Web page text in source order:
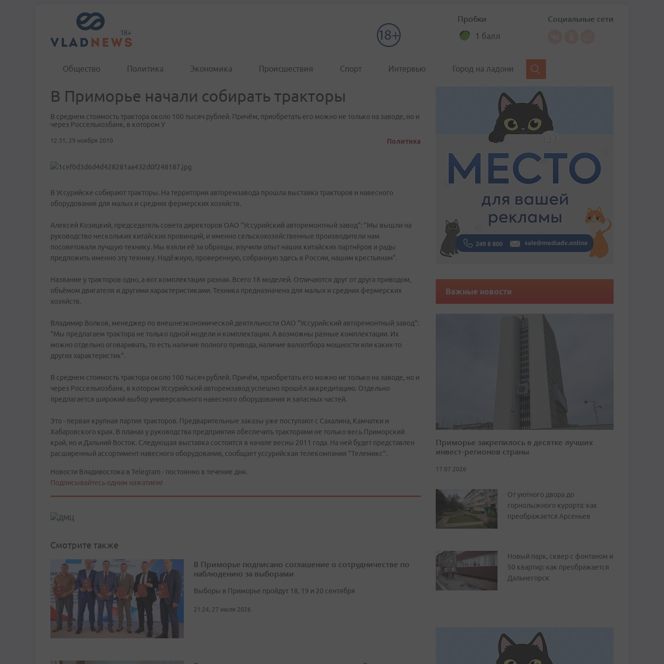
Пробки
1 балл
Социальные сети
Общество Политика Экономика Происшествия Спорт Интервью Город на ладони
В Приморье начали собирать тракторы
В среднем стоимость трактора около 100 тысяч рублей. Причём, приобретать его можно не только на заводе, но и
через Россельхозбанк, в котором У
12:31, 29 ноября 2010 Политика
В Уссурийске собирают тракторы. На территории авторемзавода прошла выставка тракторов и навесного
оборудования для малых и средних фермерских хозяйств.
Алексей Козицкий, председатель совета директоров ОАО "Уссурийский авторемонтный завод": "Мы вышли на
руководство нескольких китайских провинций, и именно сельскохозяйственные производители нам
посоветовали лучшую технику. Мы взяли её за образцы, изучили опыт наших китайских партнёров и рады
предложить именно эту технику. Надёжную, проверенную, собранную здесь в России, нашим крестьянам".
Название у тракторов одно, а вот комплектация разная. Всего 18 моделей. Отличаются друг от друга приводом,
объёмом двигателя и другими характеристиками. Техника предназначена для малых и средних фермерских
хозяйств.
Владимир Волков, менеджер по внешнеэкономической деятельности ОАО "Уссурийский авторемонтный завод":
"Мы предлагаем трактора не только одной модели и комплектации. А возможны разные комплектации. Их
можно отдельно оговаривать, то есть наличие полного привода, наличие валоотбора мощности или каких-то
других характеристик".
В среднем стоимость трактора около 100 тысяч рублей. Причём, приобретать его можно не только на заводе, но и
через Россельхозбанк, в котором Уссурийский авторемзавод успешно прошёл аккредитацию. Отдельно
предлагается широкий выбор универсального навесного оборудования и запасных частей.
Это - первая крупная партия тракторов. Предварительные заказы уже поступают с Сахалина, Камчатки и
Хабаровского края. В планах у руководства предприятия обеспечить тракторами не только весь Приморский
край, но и Дальний Восток. Следующая выставка состоится в начале весны 2011 года. На ней будет представлен
расширенный ассортимент навесного оборудования, сообщает уссурийская телекомпания "Телемикс".
Новости Владивостока в Telegram - постоянно в течение дня.
Подписывайтесь одним нажатием!
Смотрите также
В Приморье подписано соглашение о сотрудничестве по
наблюдению за выборами
Выборы в Приморье пройдут 18, 19 и 20 сентября
21:24, 27 июля 2026
Важные новости
Приморье закрепилось в десятке лучших
инвест-регионов страны
17.07.2026
От уютного двора до
горнолыжного курорта: как
преображается Арсеньев
Новый парк, сквер с фонтаном и
50 квартир: как преображается
Дальнегорск